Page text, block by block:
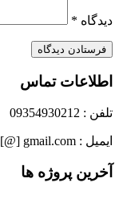
دیدگاه *
اطلاعات تماس
تلفن : 09354930212
ایمیل : mktsurveying [@] gmail.com
آخرین پروژه ها